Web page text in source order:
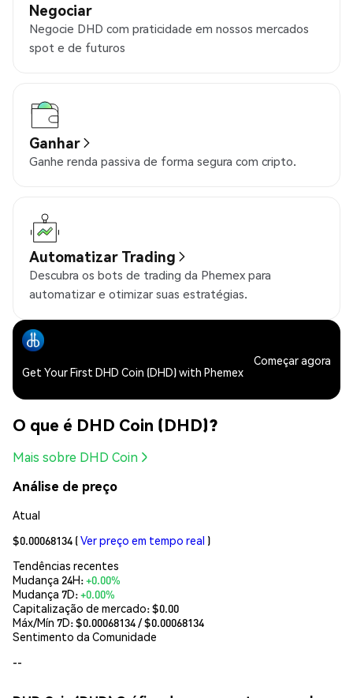
Negociar
Negocie DHD com praticidade em nossos mercados
spot e de futuros
Ganhar
Ganhe renda passiva de forma segura com cripto.
Automatizar Trading
Descubra os bots de trading da Phemex para
automatizar e otimizar suas estratégias.
Get Your First DHD Coin (DHD) with Phemex
Começar agora
O que é DHD Coin (DHD)?
Mais sobre DHD Coin
Análise de preço
Atual
$0.00068134 (Ver preço em tempo real )
Tendências recentes
Mudança 24H:+0.00%
Mudança 7D:+0.00%
Capitalização de mercado:$0.00
Máx/Mín 7D: $0.00068134/ $0.00068134
Sentimento da Comunidade
--